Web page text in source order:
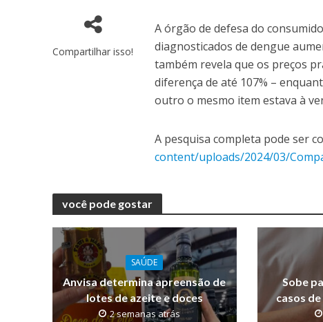
Compartilhar isso!
A órgão de defesa do
diagnosticados de dengue
também revela que os preços
diferença de até 107% –
outro o mesmo item estava à
A pesquisa completa pode ser
content/uploads/2024/03/
você pode gostar
SAÚDE
Anvisa determina apreensão de
lotes de azeite e doces
2 semanas atrás
Sobe
casos